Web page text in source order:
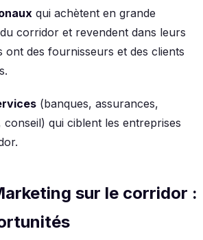
qui achètent en grande
corridor et revendent dans leurs
ont des fournisseurs et des clients
(banques, assurances,
conseil) qui ciblent les entreprises
sur le corridor :